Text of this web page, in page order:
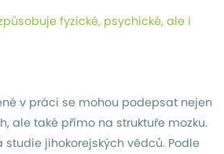
fyzické, psychické, ale i
v práci se mohou podepsat nejen
ale také přímo na struktuře mozku.
studie jihokorejských vědců. Podle